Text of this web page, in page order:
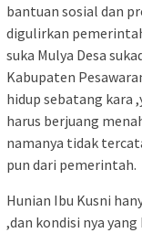
bantuan sosial dan
digulirkan
suka Mulya Desa
Kabupaten
hidup sebatang kara
harus berjuang
namanya tidak
pun dari pemerintah.
Hunian Ibu Kusni
,dan kondisi nya